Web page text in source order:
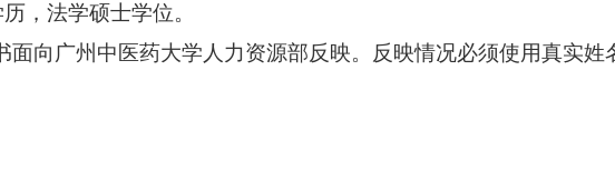
，法学硕士学位。
面向广州中医药大学 人力资源部反映。反映情况必须使用真实姓